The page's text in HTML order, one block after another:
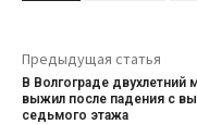
Предыдущая статья
В Волгограде двухлетний
выжил после падения с
седьмого этажа